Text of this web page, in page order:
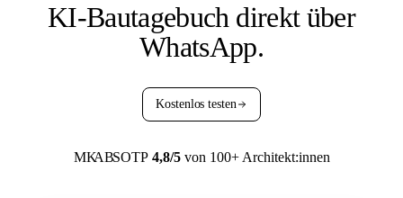
KI-Bautagebuch direkt über
WhatsApp.
Kostenlos testen
MKABSOTP 4,8/5 von 100+ Architekt:innen